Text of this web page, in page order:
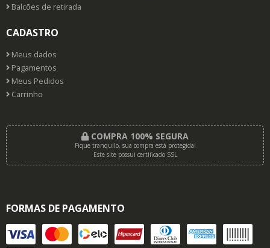
Balcões de retirada
CADASTRO
Meus dados
Pagamentos
Meus Pedidos
Carrinho
COMPRA 100% SEGURA
Fique tranquilo, sua compra está protegida!
Este site possui certificado SSL
FORMAS DE PAGAMENTO